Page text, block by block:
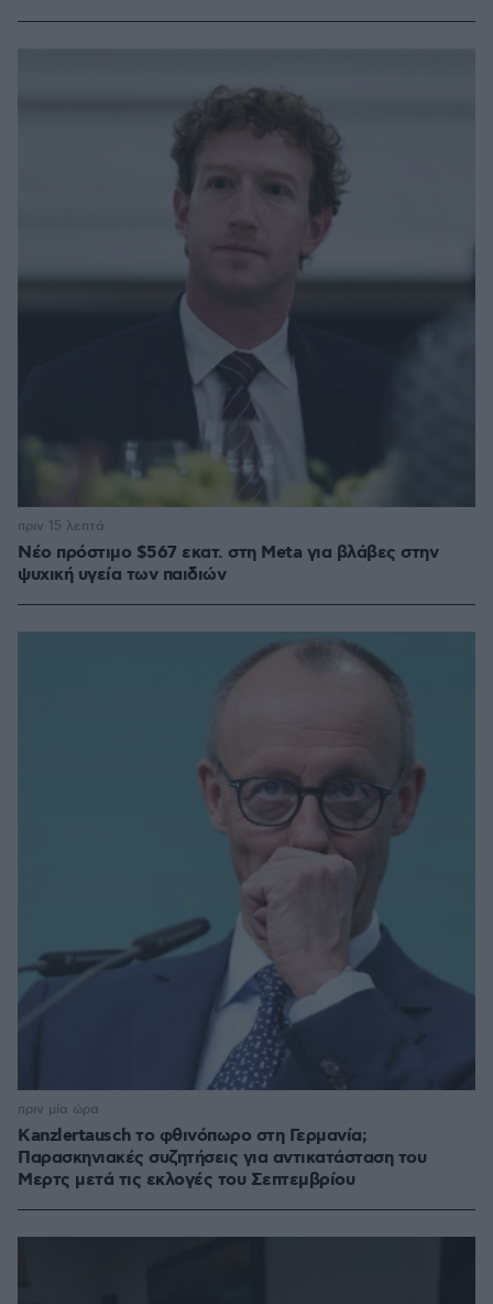
Νέο πρόστιμο $567 εκατ. στη Meta για βλάβες στην
ψυχική υγεία των παιδιών
πριν 15 λεπτά
Kanzlertausch το φθινόπωρο στη Γερμανία;
Παρασκηνιακές συζητήσεις για αντικατάσταση του
Μερτς μετά τις εκλογές του Σεπτεμβρίου
πριν μία ώρα